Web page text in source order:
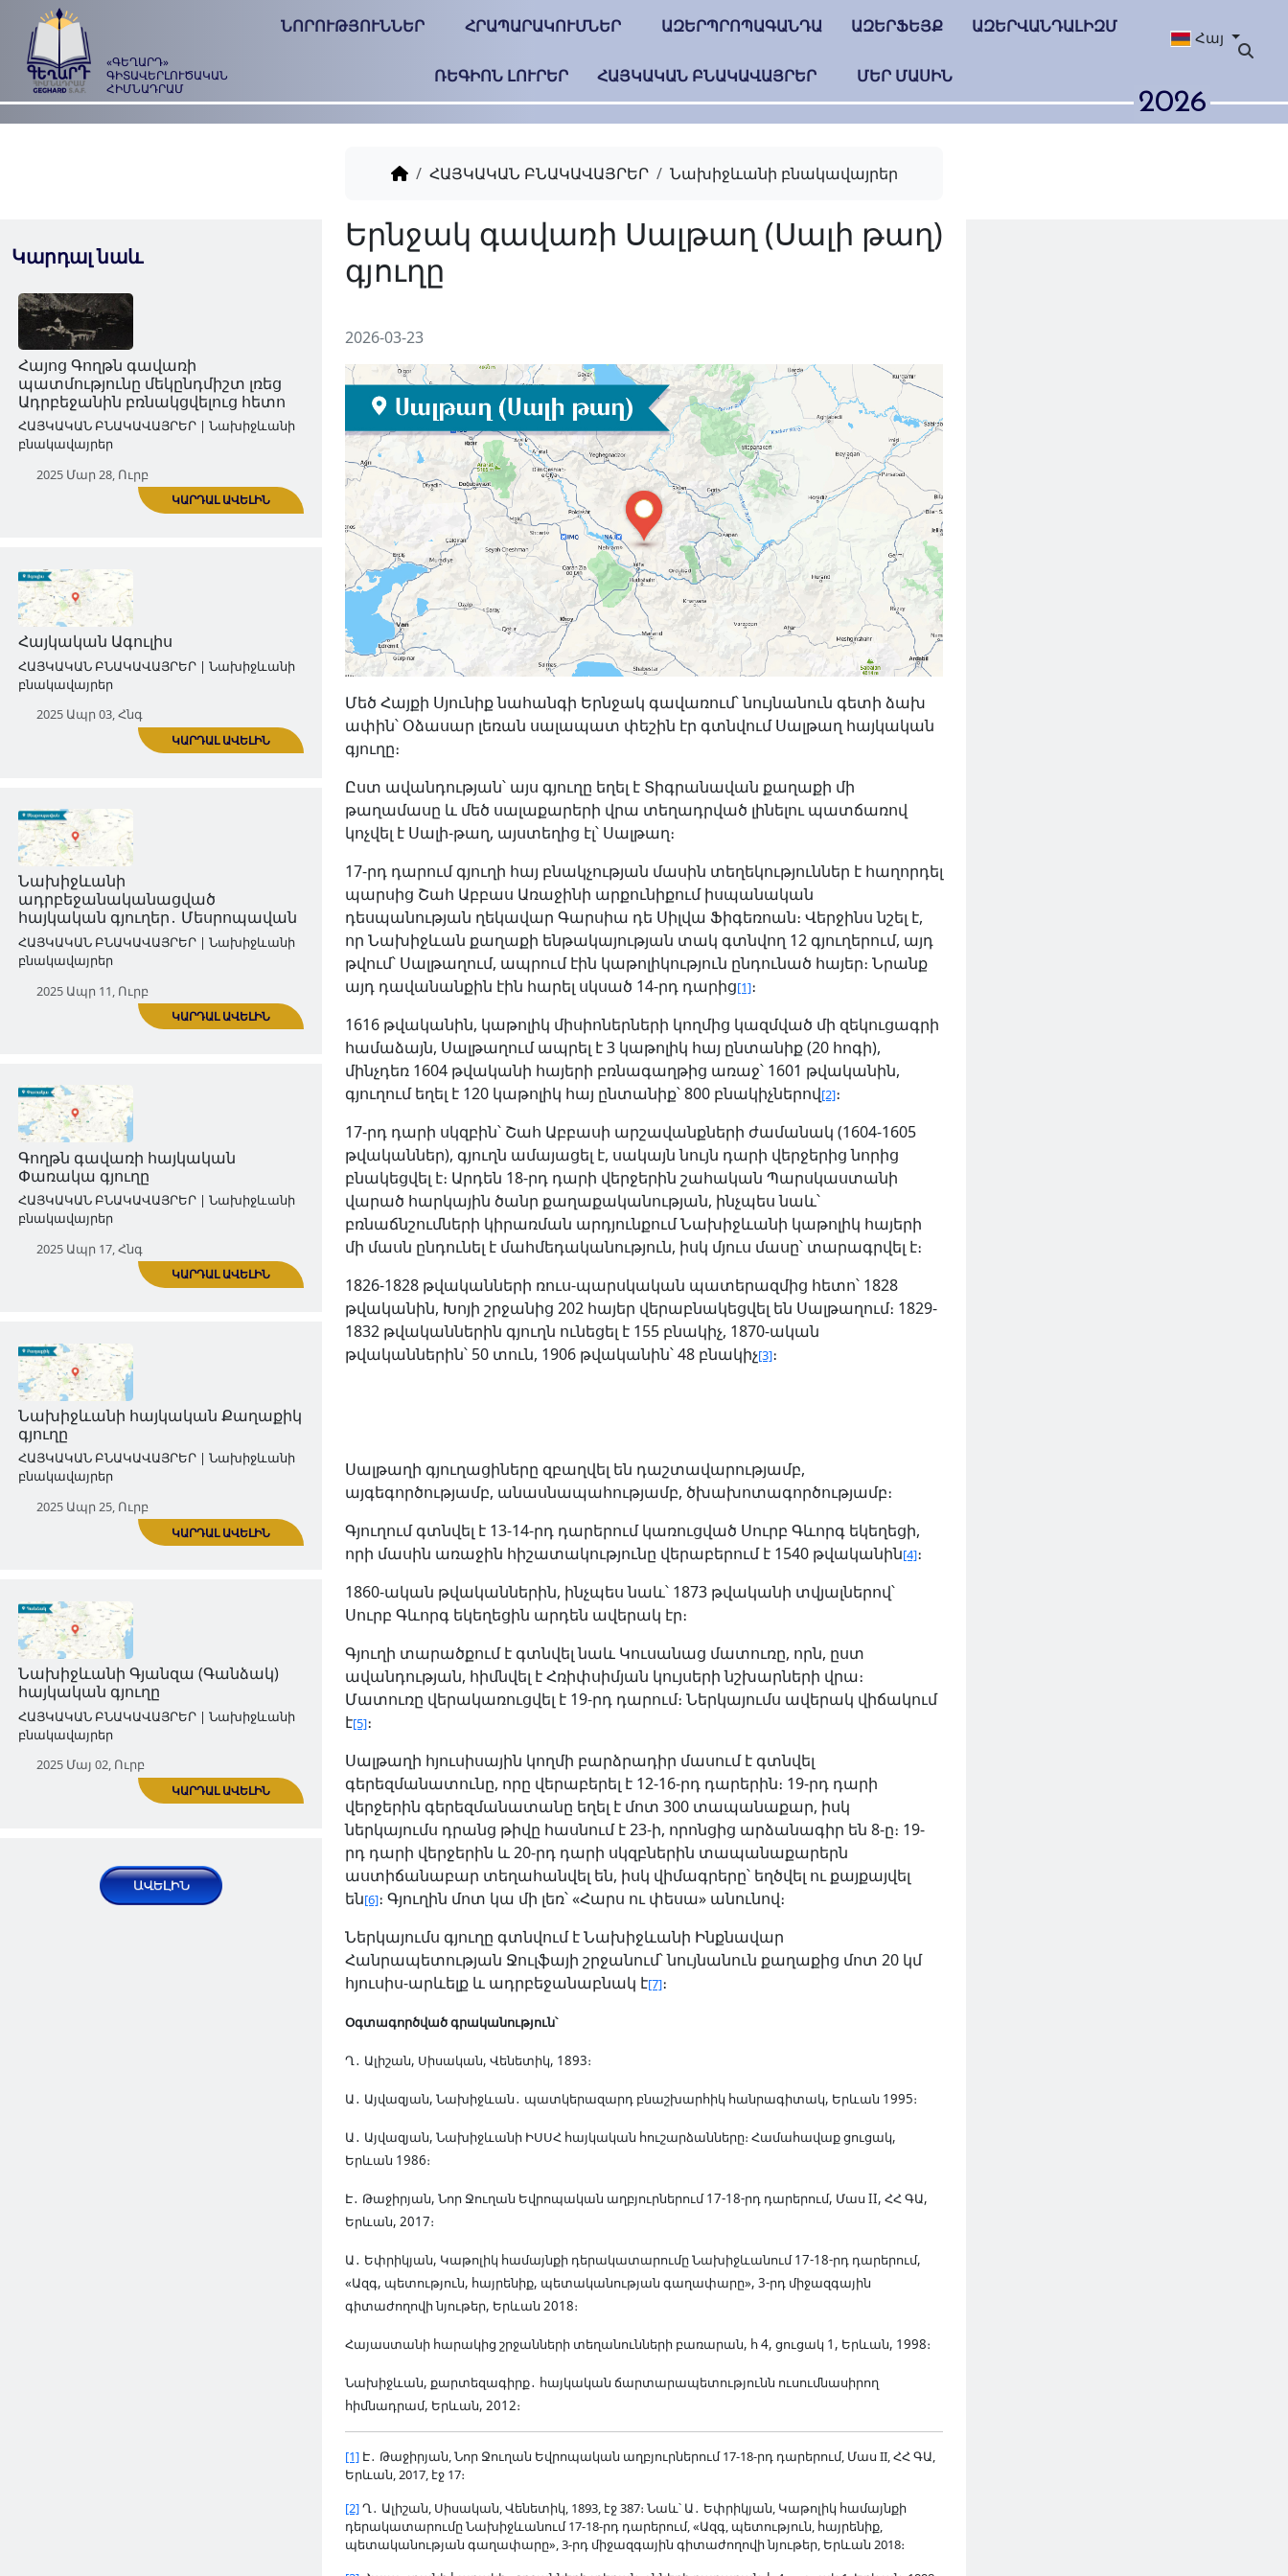
«ԳԵՂԱՐԴ»
ԳԻՏԱՎԵՐԼՈՒԾԱԿԱՆ
ՀԻՄՆԱԴՐԱՄ
ՆՈՐՈՒԹՅՈՒՆՆԵՐ ՀՐԱՊԱՐԱԿՈՒՄՆԵՐ ԱԶԵՐՊՐՈՊԱԳԱՆԴԱ ԱԶԵՐՖԵՅՔ ԱԶԵՐՎԱՆԴԱԼԻԶՄ
ՌԵԳԻՈՆ ԼՈՒՐԵՐ ՀԱՅԿԱԿԱՆ ԲՆԱԿԱՎԱՅՐԵՐ ՄԵՐ ՄԱՍԻՆ
Հայ
2026
Կարդալ նաև
Հայոց Գողթն գավառի
պատմությունը մեկընդմիշտ լռեց
Ադրբեջանին բռնակցվելուց հետո
ՀԱՅԿԱԿԱՆ ԲՆԱԿԱՎԱՅՐԵՐ | Նախիջևանի
2025 Մար 28, Ուրբ
ԿԱՐԴԱԼ ԱՎԵԼԻՆ
ՀԱՅԿԱԿԱՆ ԲՆԱԿԱՎԱՅՐԵՐ | Նախիջևանի
բնակավայրեր
2025 Ապր 03, Հնգ
ԿԱՐԴԱԼ ԱՎԵԼԻՆ
Նախիջևանի
ադրբեջանականացված
հայկական գյուղեր․ Մեսրոպավան
ՀԱՅԿԱԿԱՆ ԲՆԱԿԱՎԱՅՐԵՐ | Նախիջևանի
բնակավայրեր
ԿԱՐԴԱԼ ԱՎԵԼԻՆ
Գողթն գավառի հայկական
Փառակա գյուղը
ՀԱՅԿԱԿԱՆ ԲՆԱԿԱՎԱՅՐԵՐ | Նախիջևանի
բնակավայրեր
ԿԱՐԴԱԼ ԱՎԵԼԻՆ
Նախիջևանի հայկական Քաղաքիկ
ՀԱՅԿԱԿԱՆ ԲՆԱԿԱՎԱՅՐԵՐ | Նախիջևանի
2025 Ապր 25, Ուրբ
ԿԱՐԴԱԼ ԱՎԵԼԻՆ
Նախիջևանի Գյանզա (Գանձակ)
ՀԱՅԿԱԿԱՆ ԲՆԱԿԱՎԱՅՐԵՐ | Նախիջևանի
ԿԱՐԴԱԼ ԱՎԵԼԻՆ
ՀԱՅԿԱԿԱՆ ԲՆԱԿԱՎԱՅՐԵՐ Նախիջևանի բնակավայրեր
Երնջակ գավառի Սալթաղ (Սալի թաղ)
2026-03-23
Մեծ Հայքի Սյունիք նահանգի Երնջակ գավառում՝ նույնանուն գետի ձախ
ափին՝ Օձասար լեռան սալապատ փեշին էր գտնվում Սալթաղ հայկական
գյուղը։
Ըստ ավանդության՝ այս գյուղը եղել է Տիգրանավան քաղաքի մի
թաղամասը և մեծ սալաքարերի վրա տեղադրված լինելու պատճառով
կոչվել է Սալի-թաղ, այստեղից էլ՝ Սալթաղ։
17-րդ դարում գյուղի հայ բնակչության մասին տեղեկություններ է հաղորդել
պարսից Շահ Աբբաս Առաջինի արքունիքում իսպանական
դեսպանության ղեկավար Գարսիա դե Սիլվա Ֆիգեռոան։ Վերջինս նշել է,
որ Նախիջևան քաղաքի ենթակայության տակ գտնվող 12 գյուղերում, այդ
թվում՝ Սալթաղում, ապրում էին կաթոլիկություն ընդունած հայեր։ Նրանք
այդ դավանանքին էին հարել սկսած 14-րդ դարից[1]։
1616 թվականին, կաթոլիկ միսիոներների կողմից կազմված մի զեկուցագրի
համաձայն, Սալթաղում ապրել է 3 կաթոլիկ հայ ընտանիք (20 հոգի),
մինչդեռ 1604 թվականի հայերի բռնագաղթից առաջ՝ 1601 թվականին,
գյուղում եղել է 120 կաթոլիկ հայ ընտանիք՝ 800 բնակիչներով[2]։
17-րդ դարի սկզբին՝ Շահ Աբբասի արշավանքների ժամանակ (1604-1605
թվականներ), գյուղն ամայացել է, սակայն նույն դարի վերջերից նորից
բնակեցվել է։ Արդեն 18-րդ դարի վերջերին շահական Պարսկաստանի
վարած հարկային ծանր քաղաքականության, ինչպես նաև՝
բռնաճնշումների կիրառման արդյունքում Նախիջևանի կաթոլիկ հայերի
մի մասն ընդունել է մահմեդականություն, իսկ մյուս մասը՝ տարագրվել է։
1826-1828 թվականների ռուս-պարսկական պատերազմից հետո՝ 1828
թվականին, Խոյի շրջանից 202 հայեր վերաբնակեցվել են Սալթաղում։ 1829-
1832 թվականներին գյուղն ունեցել է 155 բնակիչ, 1870-ական
թվականներին՝ 50 տուն, 1906 թվականին՝ 48 բնակիչ[3]։
Սալթաղի գյուղացիները զբաղվել են դաշտավարությամբ,
այգեգործությամբ, անասնապահությամբ, ծխախոտագործությամբ։
Գյուղում գտնվել է 13-14-րդ դարերում կառուցված Սուրբ Գևորգ եկեղեցի,
որի մասին առաջին հիշատակությունը վերաբերում է 1540 թվականին[4]։
1860-ական թվականներին, ինչպես նաև՝ 1873 թվականի տվյալներով՝
Սուրբ Գևորգ եկեղեցին արդեն ավերակ էր։
Գյուղի տարածքում է գտնվել նաև Կուսանաց մատուռը, որն, ըստ
ավանդության, հիմնվել է Հռիփսիմյան կույսերի նշխարների վրա։
Մատուռը վերակառուցվել է 19-րդ դարում։ Ներկայումս ավերակ վիճակում
է[5]։
Սալթաղի հյուսիսային կողմի բարձրադիր մասում է գտնվել
գերեզմանատունը, որը վերաբերել է 12-16-րդ դարերին։ 19-րդ դարի
վերջերին գերեզմանատանը եղել է մոտ 300 տապանաքար, իսկ
ներկայումս դրանց թիվը հասնում է 23-ի, որոնցից արձանագիր են 8-ը։ 19-
րդ դարի վերջերին և 20-րդ դարի սկզբներին տապանաքարերն
աստիճանաբար տեղահանվել են, իսկ վիմագրերը՝ եղծվել ու քայքայվել
են[6]։ Գյուղին մոտ կա մի լեռ՝ «Հարս ու փեսա» անունով։
Ներկայումս գյուղը գտնվում է Նախիջևանի Ինքնավար
Հանրապետության Ջուլֆայի շրջանում՝ նույնանուն քաղաքից մոտ 20 կմ
հյուսիս-արևելք և ադրբեջանաբնակ է[7]։
Օգտագործված գրականություն՝
Ղ․ Ալիշան, Սիսական, Վենետիկ, 1893։
Ա․ Այվազյան, Նախիջևան․ պատկերազարդ բնաշխարհիկ հանրագիտակ, Երևան 1995։
Ա․ Այվազյան, Նախիջևանի ԻՍՍՀ հայկական հուշարձանները։ Համահավաք ցուցակ,
Երևան 1986։
Է․ Թաջիրյան, Նոր Ջուղան Եվրոպական աղբյուրներում 17-18-րդ դարերում, Մաս II, ՀՀ ԳԱ,
Երևան, 2017։
Ա․ Եփրիկյան, Կաթոլիկ համայնքի դերակատարումը Նախիջևանում 17-18-րդ դարերում,
«Ազգ, պետություն, հայրենիք, պետականության գաղափարը», 3-րդ միջազգային
գիտաժողովի նյութեր, Երևան 2018։
Հայաստանի հարակից շրջանների տեղանունների բառարան, հ 4, ցուցակ 1, Երևան, 1998։
Նախիջևան, քարտեզագիրք․ հայկական ճարտարապետությունն ուսումնասիրող
հիմնադրամ, Երևան, 2012։
[1] Է․ Թաջիրյան, Նոր Ջուղան Եվրոպական աղբյուրներում 17-18-րդ դարերում, Մաս II, ՀՀ ԳԱ,
Երևան, 2017, էջ 17։
[2]Ղ․ Ալիշան, Սիսական, Վենետիկ, 1893, էջ 387։ Նաև՝ Ա․ Եփրիկյան, Կաթոլիկ համայնքի
դերակատարումը Նախիջևանում 17-18-րդ դարերում, «Ազգ, պետություն, հայրենիք,
պետականության գաղափարը», 3-րդ միջազգային գիտաժողովի նյութեր, Երևան 2018։